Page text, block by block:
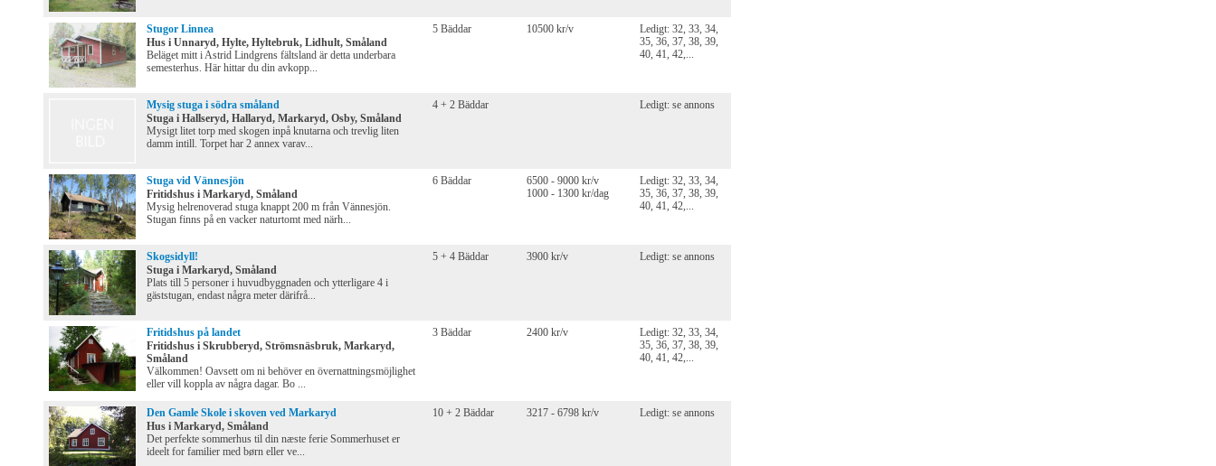
Stugor Linnea
Hus i Unnaryd, Hylte, Hyltebruk, Lidhult, Småland
Beläget mitt i Astrid Lindgrens fältsland är detta underbara
semesterhus. Här hittar du din avkopp...
5 Bäddar 10500 kr/v
Ledigt: 32, 33, 34,
35, 36, 37, 38, 39,
40, 41, 42,...
Mysig stuga i södra småland
Stuga i Hallseryd, Hallaryd, Markaryd, Osby, Småland
Mysigt litet torp med skogen inpå knutarna och trevlig liten
damm intill. Torpet har 2 annex varav...
4 + 2 Bäddar Ledigt: se annons
Stuga vid Vännesjön
Fritidshus i Markaryd, Småland
Mysig helrenoverad stuga knappt 200 m från Vännesjön.
Stugan finns på en vacker naturtomt med närh...
6 Bäddar
6500 - 9000 kr/v
1000 - 1300 kr/dag
Ledigt: 32, 33, 34,
35, 36, 37, 38, 39,
40, 41, 42,...
Skogsidyll!
Stuga i Markaryd, Småland
Plats till 5 personer i huvudbyggnaden och ytterligare 4 i
gäststugan, endast några meter därifrå...
5 + 4 Bäddar 3900 kr/v Ledigt: se annons
Fritidshus på landet
Fritidshus i Skrubberyd, Strömsnäsbruk, Markaryd,
Småland
Välkommen! Oavsett om ni behöver en övernattningsmöjlighet
eller vill koppla av några dagar. Bo ...
3 Bäddar 2400 kr/v
Ledigt: 32, 33, 34,
35, 36, 37, 38, 39,
40, 41, 42,...
Den Gamle Skole i skoven ved Markaryd
Hus i Markaryd, Småland
Det perfekte sommerhus til din næste ferie Sommerhuset er
ideelt for familier med børn eller ve...
10 + 2 Bäddar 3217 - 6798 kr/v Ledigt: se annons